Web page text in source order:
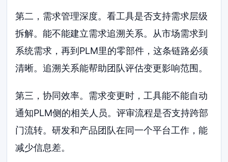
第二，需求管理深度。看工具是否支持需求层级
拆解。能不能建立需求追溯关系。从市场需求到
系统需求，再到PLM里的零部件，这条链路必须
清晰。追溯关系能帮助团队评估变更影响范围。
第三，协同效率。需求变更时，工具能不能自动
通知PLM侧的相关人员。评审流程是否支持跨部
门流转。研发和产品团队在同一个平台工作，能
减少信息差。